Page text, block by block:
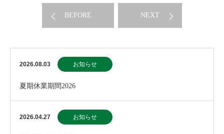
BEFORE NEXT
2026.08.03 お知らせ
夏期休業期間2026
2026.04.27 お知らせ